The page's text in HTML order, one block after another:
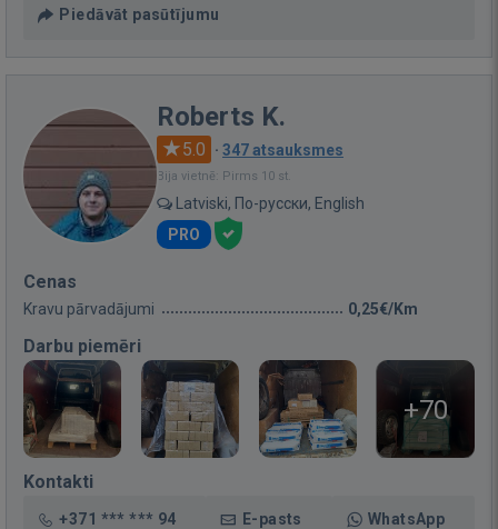
Piedāvāt pasūtījumu
Roberts K.
5.0 · 347 atsauksmes
Bija vietnē: Pirms 10 st.
Latviski, По-русски, English
PRO
Cenas
Kravu pārvadājumi 0,25€/Km
Darbu piemēri
+70
Kontakti
+371 *** *** 94 E-pasts WhatsApp